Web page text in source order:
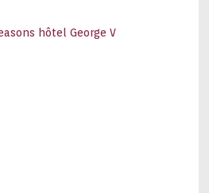
hôtel George V